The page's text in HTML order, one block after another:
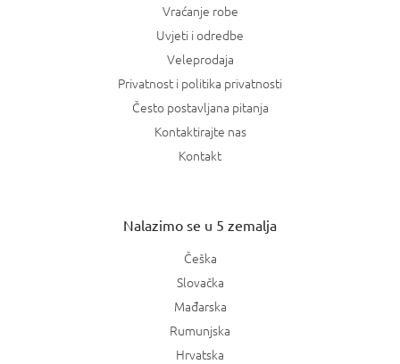
Vraćanje robe
Uvjeti i odredbe
Veleprodaja
Privatnost i politika privatnosti
Često postavljana pitanja
Kontaktirajte nas
Kontakt
Nalazimo se u 5 zemalja
Češka
Slovačka
Mađarska
Rumunjska
Hrvatska